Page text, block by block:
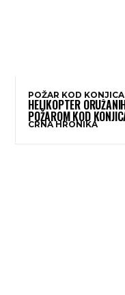
POŽAR KOD KONJICA
HELIKOPTER
POŽAROM KOD
CRNA HRONIKA